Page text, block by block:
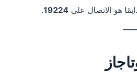
هو الاتصال على 19224
.